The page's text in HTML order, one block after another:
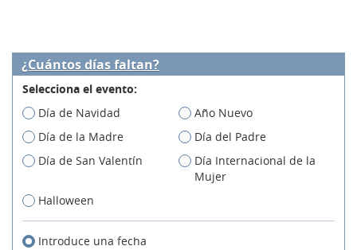
¿Cuántos días faltan?
Selecciona el evento:
Día de Navidad
Año Nuevo
Día de la Madre
Día del Padre
Día de San Valentín
Día Internacional de la
Mujer
Halloween
Introduce una fecha